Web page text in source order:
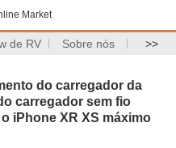
Market
de RV Sobre nós >>
do carregador da
carregador sem fio
iPhone XR XS máximo